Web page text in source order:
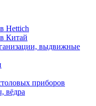
Hettich
Китай
выдвижные
приборов
вёдра